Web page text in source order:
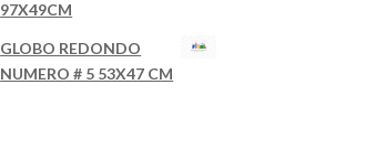
97X49CM
GLOBO REDONDO
NUMERO # 5 53X47 CM